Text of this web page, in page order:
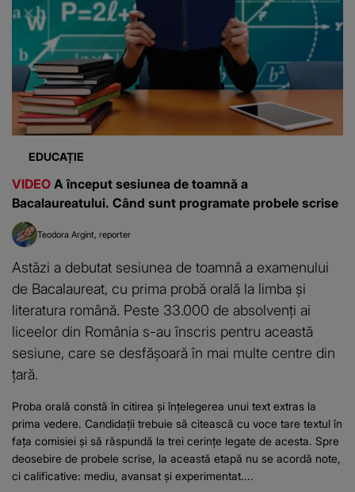
EDUCAȚIE
VIDEO A început sesiunea de toamnă a
Bacalaureatului. Când sunt programate probele scrise
Teodora Argint reporter
Astăzi a debutat sesiunea de toamnă a examenului
de Bacalaureat, cu prima probă orală la limba și
literatura română. Peste 33.000 de absolvenți ai
liceelor din România s-au înscris pentru această
sesiune, care se desfășoară în mai multe centre din
țară.
Proba orală constă în citirea și înțelegerea unui text extras la
prima vedere. Candidații trebuie să citească cu voce tare textul în
fața comisiei și să răspundă la trei cerințe legate de acesta. Spre
deosebire de probele scrise, la această etapă nu se acordă note,
ci calificative: mediu, avansat și experimentat....